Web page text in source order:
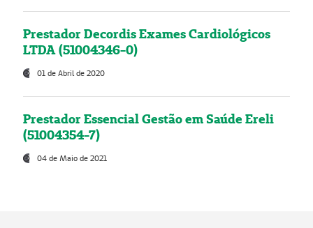
Prestador Decordis Exames Cardiológicos
LTDA (51004346-0)
01 de Abril de 2020
Prestador Essencial Gestão em Saúde Ereli
(51004354-7)
04 de Maio de 2021